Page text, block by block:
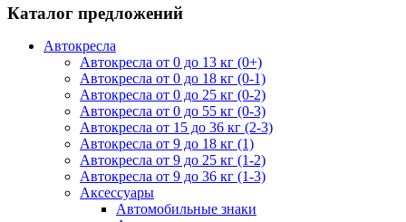
Каталог предложений
Автокресла
Автокресла от 0 до 13 кг (0+)
Автокресла от 0 до 18 кг (0-1)
Автокресла от 0 до 25 кг (0-2)
Автокресла от 0 до 55 кг (0-3)
Автокресла от 15 до 36 кг (2-3)
Автокресла от 9 до 18 кг (1)
Автокресла от 9 до 25 кг (1-2)
Автокресла от 9 до 36 кг (1-3)
Аксессуары
Автомобильные знаки